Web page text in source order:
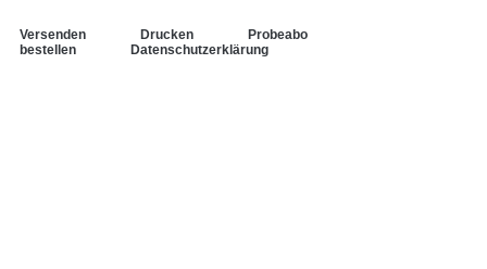
Versenden Drucken
Probeabo
bestellen
Datenschutzerklärung